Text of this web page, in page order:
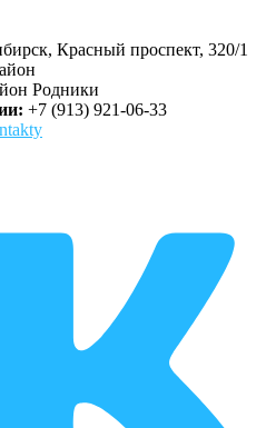
Красный проспект, 320/1
Родники
+7 (913) 921-06-33